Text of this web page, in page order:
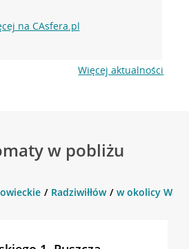
na CAsfera.pl
Więcej aktualności
w pobliżu
Radziwiłłów w okolicy